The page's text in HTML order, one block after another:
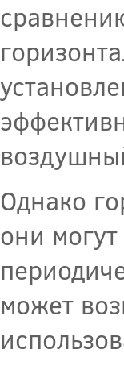
Однако
они
может